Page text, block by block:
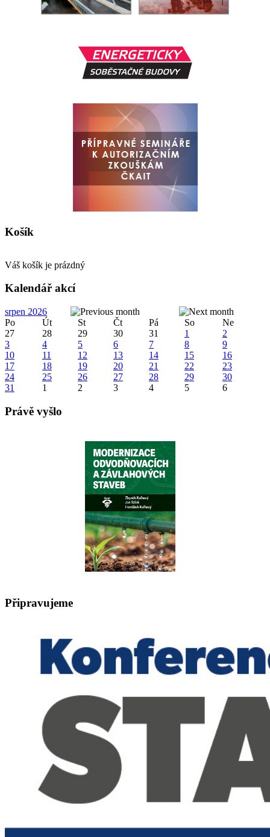
Košík
Váš košík je prázdný
Kalendář akcí
srpen 2026
Po
Út St Čt Pá So
Ne
27
28 29 30 31 1
2
3
4 5 6 7 8
9
10
11 12 13 14 15
16
17
18 19 20 21 22
23
24
25 26 27 28 29
30
31
1 2 3 4 5 6
Právě vyšlo
Připravujeme